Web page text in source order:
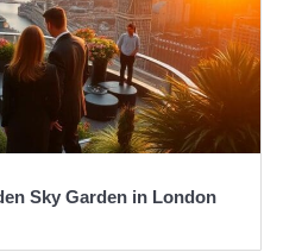
Sky Garden in London